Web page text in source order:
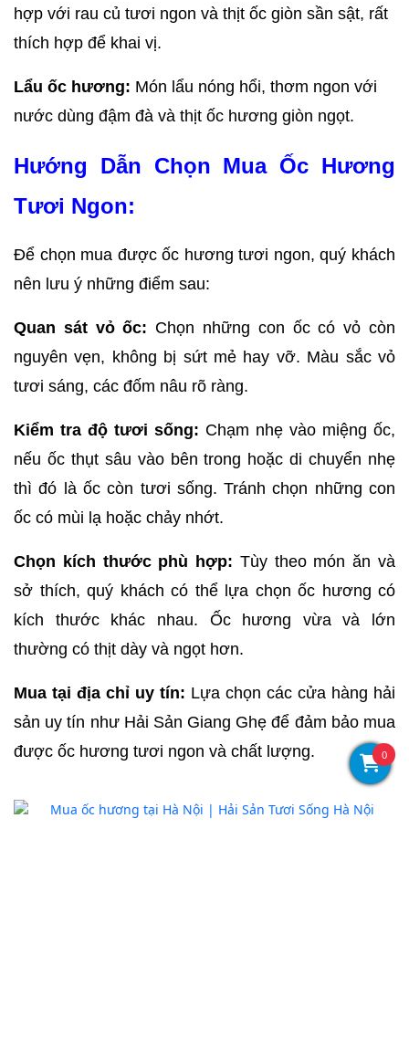
hợp với rau củ tươi ngon và thịt ốc giòn sần sật, rất
thích hợp để khai vị.
Lẩu ốc hương: Món lẩu nóng hổi, thơm ngon với
nước dùng đậm đà và thịt ốc hương giòn ngọt.
Hướng Dẫn Chọn Mua Ốc Hương
Tươi Ngon:
Để chọn mua được ốc hương tươi ngon, quý khách
nên lưu ý những điểm sau:
Quan sát vỏ ốc: Chọn những con ốc có vỏ còn
nguyên vẹn, không bị sứt mẻ hay vỡ. Màu sắc vỏ
tươi sáng, các đốm nâu rõ ràng.
Kiểm tra độ tươi sống: Chạm nhẹ vào miệng ốc,
nếu ốc thụt sâu vào bên trong hoặc di chuyển nhẹ
thì đó là ốc còn tươi sống. Tránh chọn những con
ốc có mùi lạ hoặc chảy nhớt.
Chọn kích thước phù hợp: Tùy theo món ăn và
sở thích, quý khách có thể lựa chọn ốc hương có
kích thước khác nhau. Ốc hương vừa và lớn
thường có thịt dày và ngọt hơn.
Mua tại địa chỉ uy tín: Lựa chọn các cửa hàng hải
sản uy tín như Hải Sản Giang Ghẹ để đảm bảo mua
được ốc hương tươi ngon và chất lượng.
0